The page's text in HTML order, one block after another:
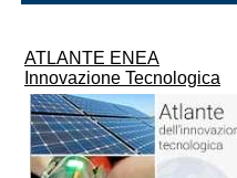
ATLANTE ENEA
Innovazione Tecnologica